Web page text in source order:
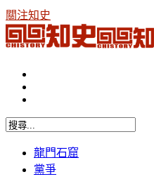
關注知史
龍門石窟
黨爭